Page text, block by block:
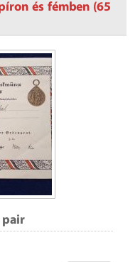
és fémben (65
pair